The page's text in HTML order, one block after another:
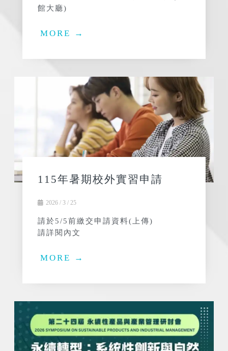
館大廳)
MORE →
115年暑期校外實習申請
2026 / 3 / 25
請於5/5前繳交申請資料(上傳)
請詳閱內文
MORE →